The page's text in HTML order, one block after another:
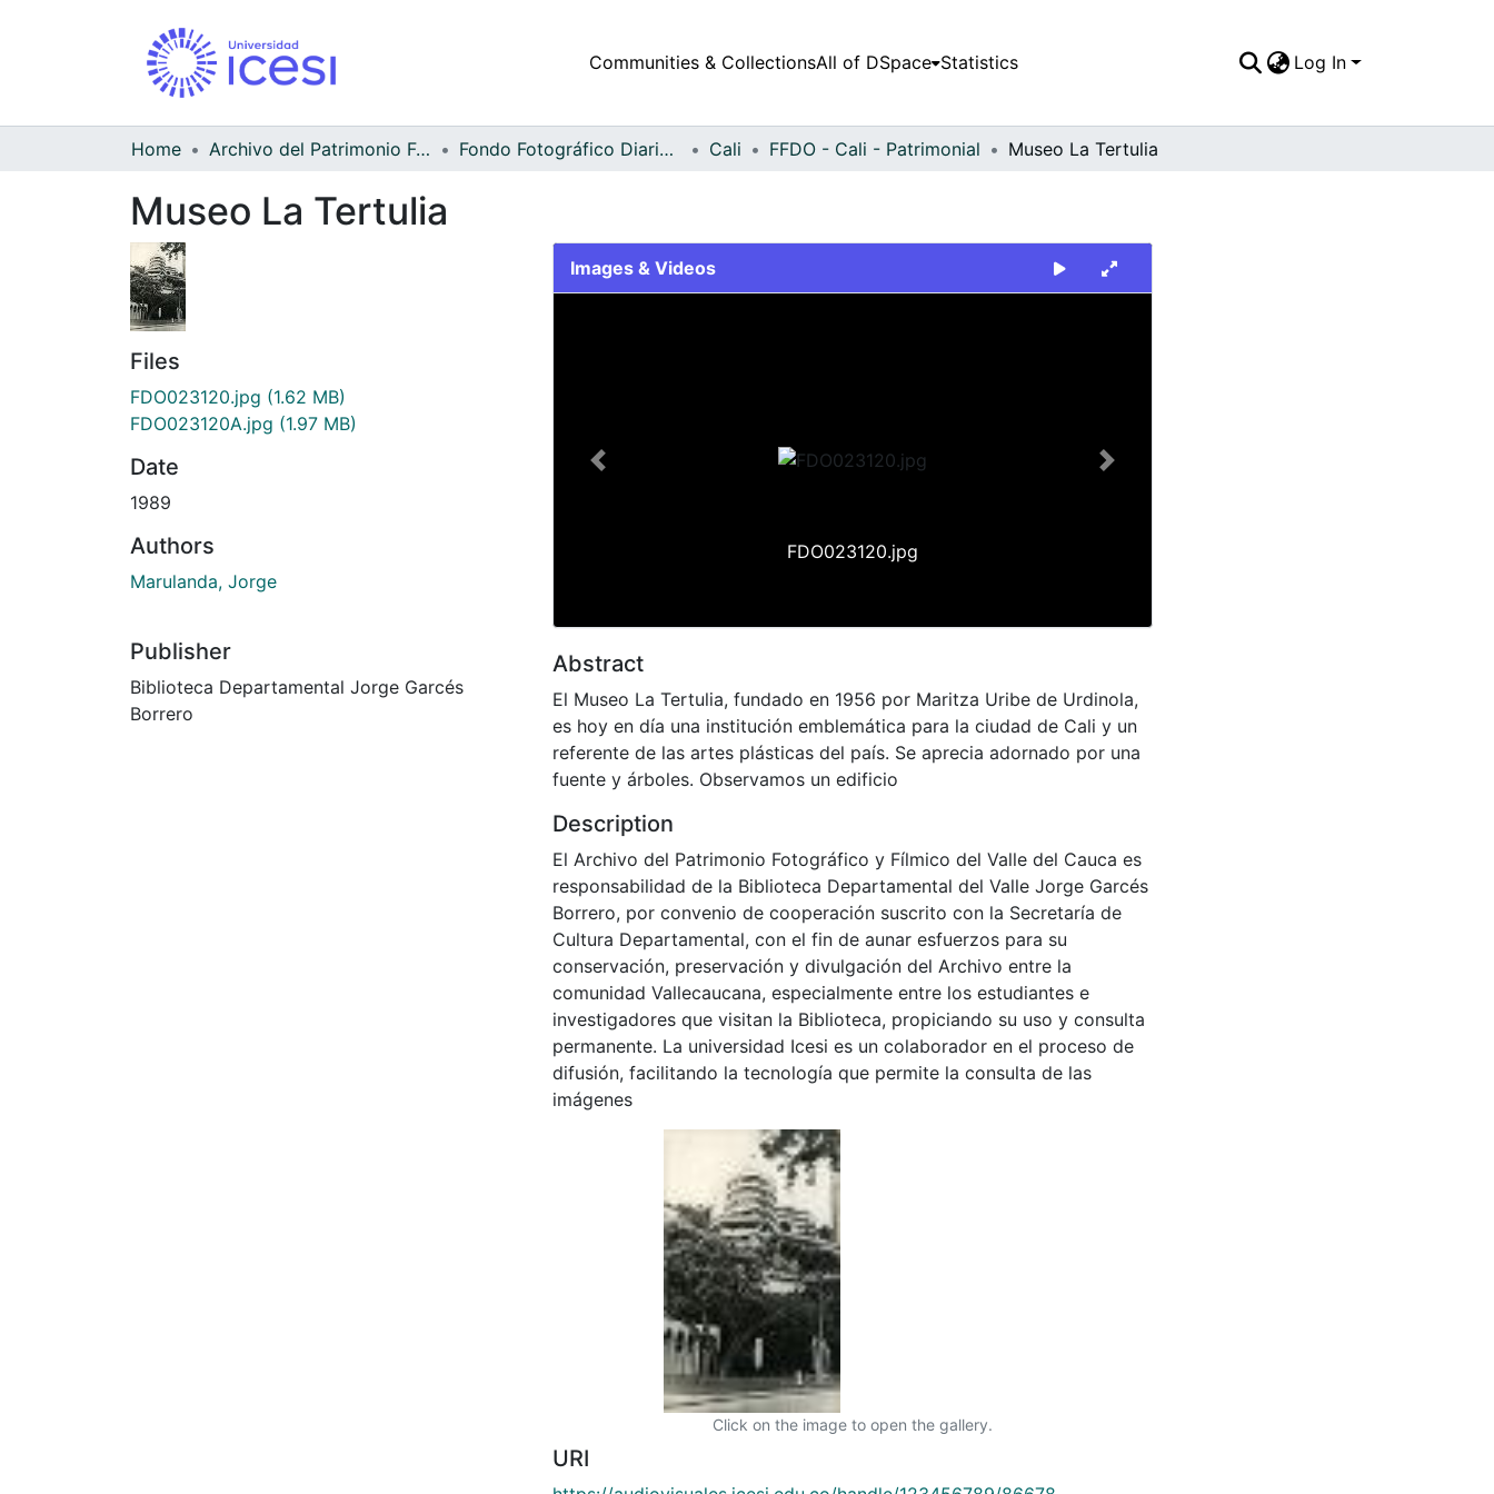
Communities & CollectionsAll of DSpace Statistics Log In
Home Archivo del Patrimonio Fotográfico y Fílmico del Valle del Cauca Fondo Fotográfico Diario Occidente Cali FFDO - Cali - Patrimonial Museo La Tertulia
Museo La Tertulia
Files
FDO023120.jpg (1.62 MB)
FDO023120A.jpg (1.97 MB)
Date
1989
Authors
Marulanda, Jorge
Publisher
Biblioteca Departamental Jorge Garcés
Borrero
Images & Videos
FDO023120.jpg
Previous Next
Abstract
El Museo La Tertulia, fundado en 1956 por Maritza Uribe de Urdinola,
es hoy en día una institución emblemática para la ciudad de Cali y un
referente de las artes plásticas del país. Se aprecia adornado por una
fuente y árboles. Observamos un edificio
Description
El Archivo del Patrimonio Fotográfico y Fílmico del Valle del Cauca es
responsabilidad de la Biblioteca Departamental del Valle Jorge Garcés
Borrero, por convenio de cooperación suscrito con la Secretaría de
Cultura Departamental, con el fin de aunar esfuerzos para su
conservación, preservación y divulgación del Archivo entre la
comunidad Vallecaucana, especialmente entre los estudiantes e
investigadores que visitan la Biblioteca, propiciando su uso y consulta
permanente. La universidad Icesi es un colaborador en el proceso de
difusión, facilitando la tecnología que permite la consulta de las
imágenes
Click on the image to open the gallery.
URI